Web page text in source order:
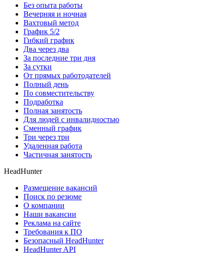
Без опыта работы
Вечерняя и ночная
Вахтовый метод
График 5/2
Гибкий график
Два через два
За последние три дня
За сутки
От прямых работодателей
Полный день
По совместительству
Подработка
Полная занятость
Для людей с инвалидностью
Сменный график
Три через три
Удаленная работа
Частичная занятость
HeadHunter
Размещение вакансий
Поиск по резюме
О компании
Наши вакансии
Реклама на сайте
Требования к ПО
Безопасный HeadHunter
HeadHunter API